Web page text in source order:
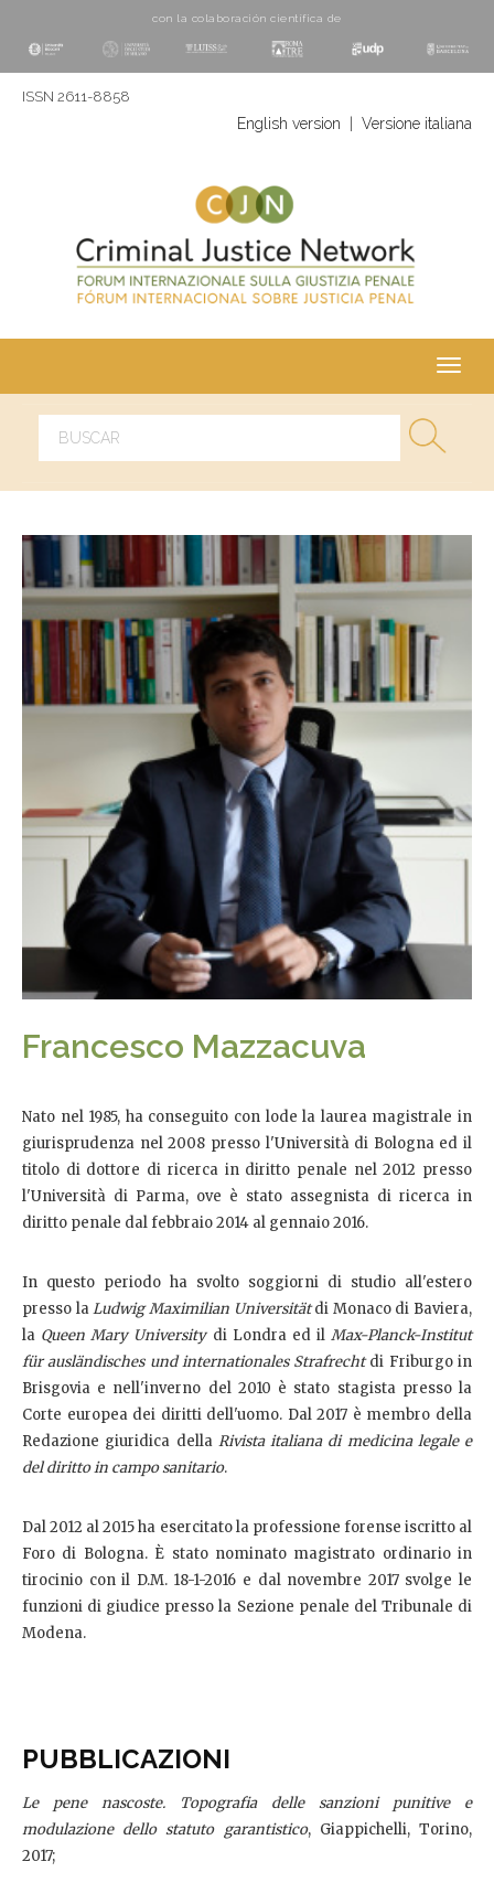
con la colaboración cientí­fica de
ISSN 2611-8858
English version Versione italiana
Francesco Mazzacuva
Nato nel 1985, ha conseguito con lode la laurea magistrale in
giurisprudenza nel 2008 presso l'Università di Bologna ed il
titolo di dottore di ricerca in diritto penale nel 2012 presso
l'Università di Parma, ove è stato assegnista di ricerca in
diritto penale dal febbraio 2014 al gennaio 2016.
In questo periodo ha svolto soggiorni di studio all'estero
presso laLudwig Maximilian Universitätdi Monaco di Baviera,
la Queen Mary Universitydi Londra ed il Max-Planck-Institut
für ausländisches und internationales Strafrechtdi Friburgo in
Brisgovia e nell'inverno del 2010 è stato stagista presso la
Corte europea dei diritti dell'uomo. Dal 2017 è membro della
Redazione giuridica della Rivista italiana di medicina legale e
del diritto in campo sanitario.
Dal 2012 al 2015 ha esercitato la professione forense iscritto al
Foro di Bologna. È stato nominato magistrato ordinario in
tirocinio con il D.M. 18-1-2016 e dal novembre 2017 svolge le
funzioni di giudice presso la Sezione penale del Tribunale di
Modena.
PUBBLICAZIONI
Le pene nascoste. Topografia delle sanzioni punitive e
modulazione dello statuto garantistico, Giappichelli, Torino,
2017;